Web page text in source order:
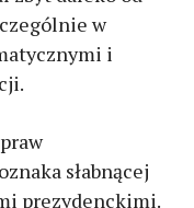
w
i
słabnącej
prezydenckimi.